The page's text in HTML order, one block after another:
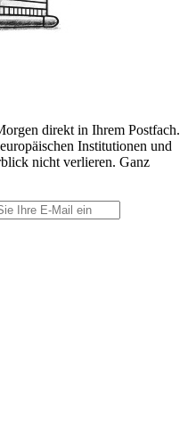
direkt in Ihrem Postfach.
Institutionen und
nicht verlieren. Ganz